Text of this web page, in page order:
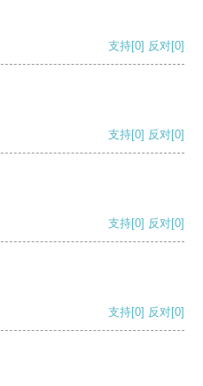
支持[0] 反对[0]
支持[0] 反对[0]
支持[0] 反对[0]
支持[0] 反对[0]